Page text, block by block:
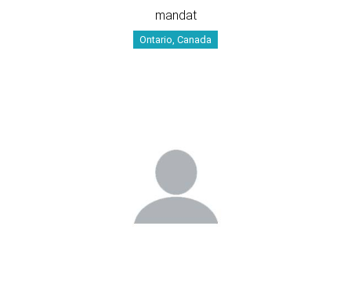
mandat
Ontario, Canada